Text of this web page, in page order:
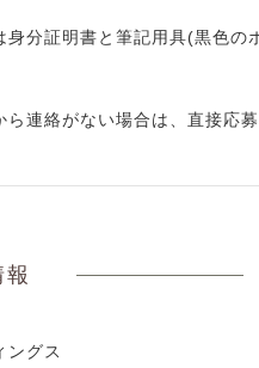
分証明書と筆記用具(黒色の
連絡がない場合は、直接応
ングス